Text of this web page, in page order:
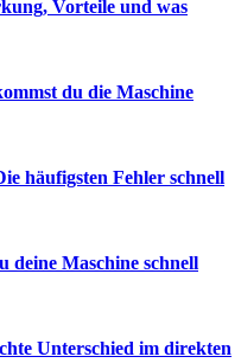
Vorteile und was
du die Maschine
häufigsten Fehler schnell
deine Maschine schnell
Unterschied im direkten